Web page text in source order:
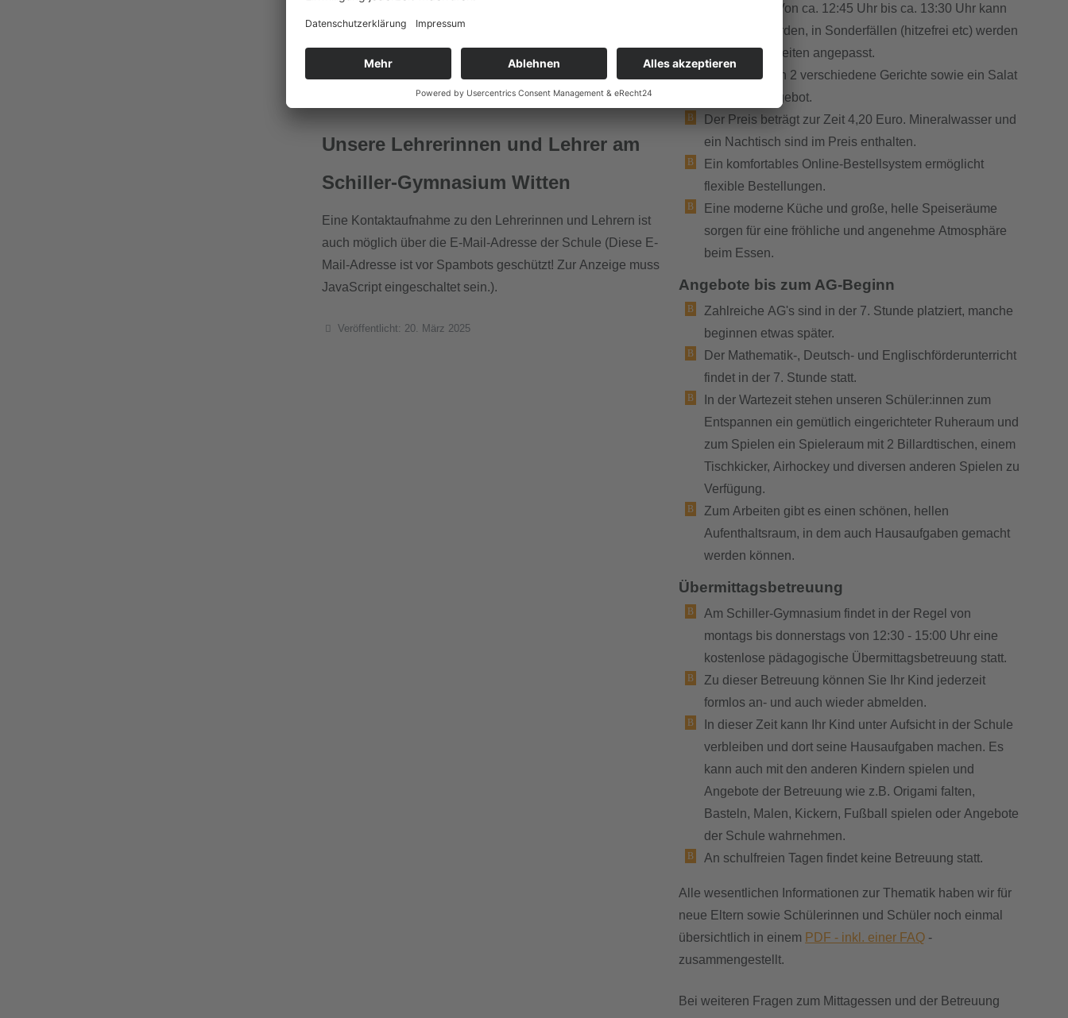
DetailsVeröffentlicht: 04. April 2025
Unsere Lehrerinnen und Lehrer am
Schiller-Gymnasium Witten
Eine Kontaktaufnahme zu den Lehrerinnen und Lehrern ist
auch möglich über die E-Mail-Adresse der Schule (Diese E-
Mail-Adresse ist vor Spambots geschützt! Zur Anzeige muss
JavaScript eingeschaltet sein.).
Details
Veröffentlicht: 20. März 2025
ausgeliefert. Von ca. 12:45 Uhr bis ca. 13:30 Uhr kann
gegessen werden, in Sonderfällen (hitzefrei etc) werden
die Ausgabezeiten angepasst.
Es sind täglich 2 verschiedene Gerichte sowie ein Salat
"to go" im Angebot.
Der Preis beträgt zur Zeit 4,20 Euro. Mineralwasser und
ein Nachtisch sind im Preis enthalten.
Ein komfortables Online-Bestellsystem ermöglicht
flexible Bestel­lungen.
Eine moderne Küche und große, helle Speiseräume
sorgen für eine fröhliche und angenehme Atmosphäre
beim Essen.
Angebote bis zum AG-Beginn
Zahlreiche AG's sind in der 7. Stunde platziert, manche
beginnen etwas später.
Der Mathematik-, Deutsch- und Englischförderunterricht
findet in der 7. Stunde statt.
In der Wartezeit stehen unseren Schüler:innen zum
Entspannen ein ge­müt­lich eingerichteter Ruheraum und
zum Spielen ein Spieleraum mit 2 Billardtischen, einem
Tischkicker, Airhockey und diversen anderen Spielen zu
Verfügung.
Zum Arbeiten gibt es einen schönen, hellen
Aufenthaltsraum, in dem auch Hausaufgaben gemacht
werden können.
Übermittagsbetreuung
Am Schiller-Gymnasium findet in der Regel von
montags bis donnerstags von 12:30 - 15:00 Uhr eine
kostenlose pädagogische Übermittagsbetreuung statt.
Zu dieser Betreuung können Sie Ihr Kind jederzeit
formlos an- und auch wieder abmelden.
In dieser Zeit kann Ihr Kind unter Aufsicht in der Schule
verbleiben und dort seine Hausaufgaben machen. Es
kann auch mit den anderen Kindern spielen und
Angebote der Betreuung wie z.B. Origami falten,
Basteln, Malen, Kickern, Fußball spielen oder Angebote
der Schule wahrnehmen.
An schulfreien Tagen findet keine Betreuung statt.
Alle wesentlichen Informationen zur Thematik haben wir für
neue Eltern sowie Schülerinnen und Schüler noch einmal
übersichtlich in einem PDF - inkl. einer FAQ -
zusammengestellt.
Bei weiteren Fragen zum Mittagessen und der Betreuung